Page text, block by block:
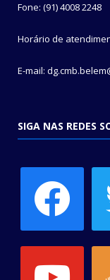
Fone: (91) 4008 2248
Horário de
E-mail:
SIGA NAS REDES